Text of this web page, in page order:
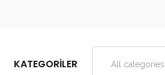
KATEGORILER All categories